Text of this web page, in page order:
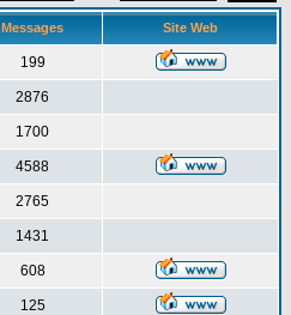
Messages Site Web
199
2876
1700
4588
2765
1431
608
125